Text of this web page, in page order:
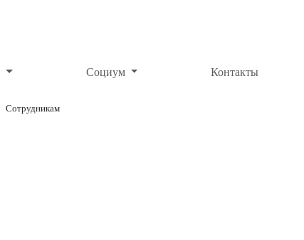
Социум Контакты
Сотрудникам